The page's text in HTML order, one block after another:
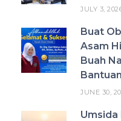
JULY 3,
Buat
Asam
Buah
JUNE 30,
Umsida